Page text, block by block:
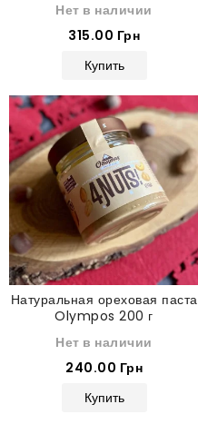
Нет в наличии
315.00 Грн
Купить
Натуральная ореховая паста
Olympos 200 г
Нет в наличии
240.00 Грн
Купить